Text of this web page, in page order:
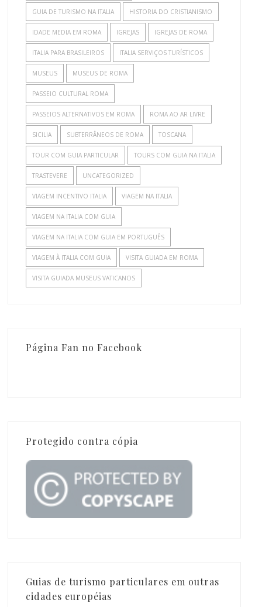
GUIA DE TURISMO NA ITALIA HISTORIA DO CRISTIANISMO
IDADE MEDIA EM ROMA IGREJAS IGREJAS DE ROMA
ITALIA PARA BRASILEIROS ITALIA SERVIÇOS TURÍSTICOS
MUSEUS MUSEUS DE ROMA
PASSEIO CULTURAL ROMA
PASSEIOS ALTERNATIVOS EM ROMA ROMA AO AR LIVRE
SICILIA SUBTERRÂNEOS DE ROMA TOSCANA
TOUR COM GUIA PARTICULAR TOURS COM GUIA NA ITALIA
TRASTEVERE UNCATEGORIZED
VIAGEM INCENTIVO ITALIA VIAGEM NA ITALIA
VIAGEM NA ITALIA COM GUIA
VIAGEM NA ITALIA COM GUIA EM PORTUGUÊS
VIAGEM À ITALIA COM GUIA VISITA GUIADA EM ROMA
VISITA GUIADA MUSEUS VATICANOS
Página Fan no Facebook
Protegido contra cópia
Guias de turismo particulares em outras
cidades européias